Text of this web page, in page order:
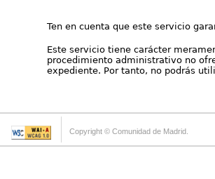
Ten en cuenta que este servicio
Este servicio tiene carácter
procedimiento administrativo no
expediente. Por tanto, no podrás
Copyright © Comunidad de Madrid.